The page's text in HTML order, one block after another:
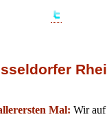
Mal: Wir